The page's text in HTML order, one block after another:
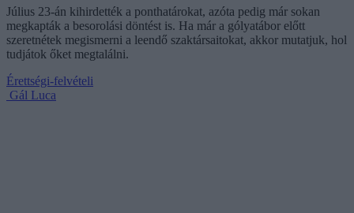
Július 23-án kihirdették a ponthatárokat, azóta pedig már sokan
megkapták a besorolási döntést is. Ha már a gólyatábor előtt
szeretnétek megismerni a leendő szaktársaitokat, akkor mutatjuk, hol
tudjátok őket megtalálni.
Érettségi-felvételi
Gál Luca